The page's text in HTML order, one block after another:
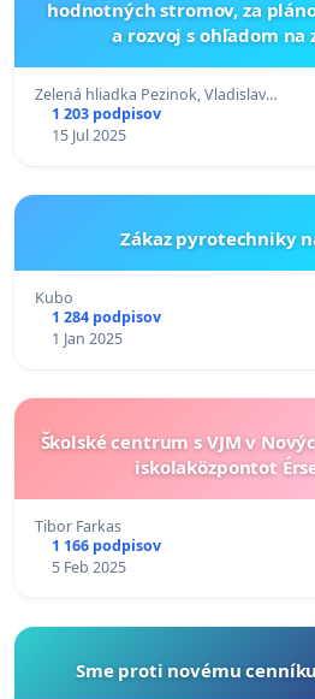
hodnotných stromov, za
a rozvoj s ohľadom
Zelená hliadka Pezinok, Vladislav…
1 203 podpisov
15 Jul 2025
Zákaz pyrotechniky
Kubo
1 284 podpisov
1 Jan 2025
Školské centrum s VJM v
iskolaközpontot
Tibor Farkas
1 166 podpisov
5 Feb 2025
Sme proti novému cenníku